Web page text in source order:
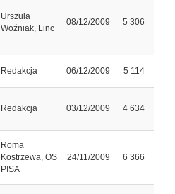
Urszula
Woźniak, Linc
08/12/2009 5 306
Redakcja 06/12/2009 5 114
Redakcja 03/12/2009 4 634
Roma
Kostrzewa, OS
PISA
24/11/2009 6 366